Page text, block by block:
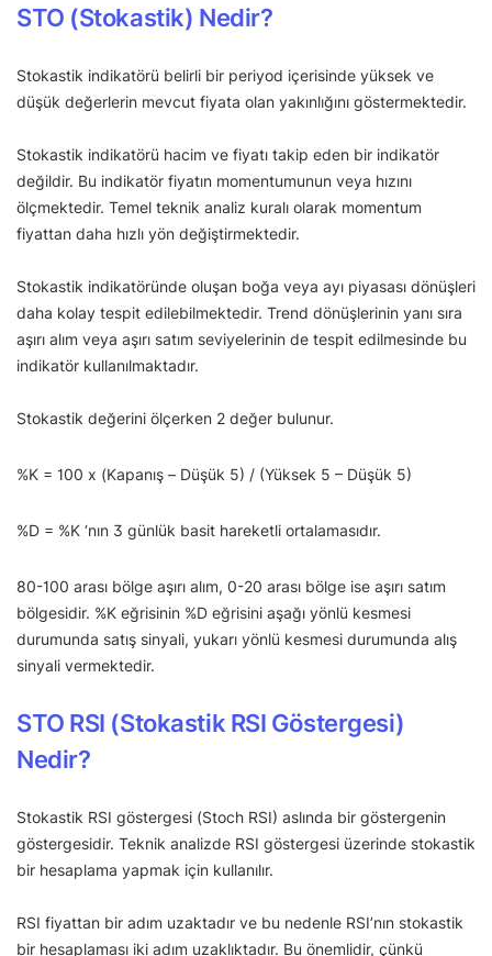
STO (Stokastik) Nedir?
Stokastik indikatörü belirli bir periyod içerisinde yüksek ve
düşük değerlerin mevcut fiyata olan yakınlığını göstermektedir.
Stokastik indikatörü hacim ve fiyatı takip eden bir indikatör
değildir. Bu indikatör fiyatın momentumunun veya hızını
ölçmektedir. Temel teknik analiz kuralı olarak momentum
fiyattan daha hızlı yön değiştirmektedir.
Stokastik indikatöründe oluşan boğa veya ayı piyasası dönüşleri
daha kolay tespit edilebilmektedir. Trend dönüşlerinin yanı sıra
aşırı alım veya aşırı satım seviyelerinin de tespit edilmesinde bu
indikatör kullanılmaktadır.
Stokastik değerini ölçerken 2 değer bulunur.
%K = 100 x (Kapanış – Düşük 5) / (Yüksek 5 – Düşük 5)
%D = %K ‘nın 3 günlük basit hareketli ortalamasıdır.
80-100 arası bölge aşırı alım, 0-20 arası bölge ise aşırı satım
bölgesidir. %K eğrisinin %D eğrisini aşağı yönlü kesmesi
durumunda satış sinyali, yukarı yönlü kesmesi durumunda alış
sinyali vermektedir.
STO RSI (Stokastik RSI Göstergesi)
Nedir?
Stokastik RSI göstergesi (Stoch RSI) aslında bir göstergenin
göstergesidir. Teknik analizde RSI göstergesi üzerinde stokastik
bir hesaplama yapmak için kullanılır.
RSI fiyattan bir adım uzaktadır ve bu nedenle RSI’nın stokastik
bir hesaplaması iki adım uzaklıktadır. Bu önemlidir, çünkü